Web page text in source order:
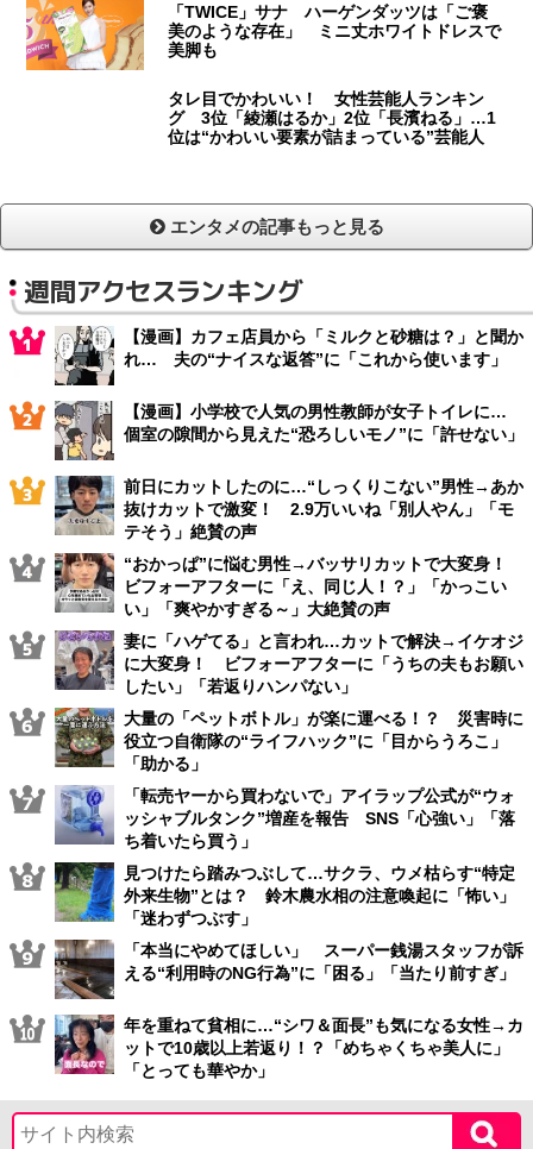
「TWICE」サナ ハーゲンダッツは「ご褒
美のような存在」 ミニ丈ホワイトドレスで
美脚も
タレ目でかわいい！ 女性芸能人ランキン
グ 3位「綾瀬はるか」2位「長濱ねる」…1
位は“かわいい要素が詰まっている”芸能人
エンタメの記事もっと見る
週間アクセスランキング
【漫画】カフェ店員から「ミルクと砂糖は？」と聞か
れ… 夫の“ナイスな返答”に「これから使います」
【漫画】小学校で人気の男性教師が女子トイレに…
個室の隙間から見えた“恐ろしいモノ”に「許せない」
前日にカットしたのに…“しっくりこない”男性→あか
抜けカットで激変！ 2.9万いいね「別人やん」「モ
テそう」絶賛の声
“おかっぱ”に悩む男性→バッサリカットで大変身！
ビフォーアフターに「え、同じ人！？」「かっこい
い」「爽やかすぎる～」大絶賛の声
妻に「ハゲてる」と言われ…カットで解決→イケオジ
に大変身！ ビフォーアフターに「うちの夫もお願い
したい」「若返りハンパない」
大量の「ペットボトル」が楽に運べる！？ 災害時に
役立つ自衛隊の“ライフハック”に「目からうろこ」
「助かる」
「転売ヤーから買わないで」アイラップ公式が“ウォ
ッシャブルタンク”増産を報告 SNS「心強い」「落
ち着いたら買う」
見つけたら踏みつぶして…サクラ、ウメ枯らす“特定
外来生物”とは？ 鈴木農水相の注意喚起に「怖い」
「迷わずつぶす」
「本当にやめてほしい」 スーパー銭湯スタッフが訴
える“利用時のNG行為”に「困る」「当たり前すぎ」
年を重ねて貧相に…“シワ＆面長”も気になる女性→カ
ットで10歳以上若返り！？「めちゃくちゃ美人に」
「とっても華やか」